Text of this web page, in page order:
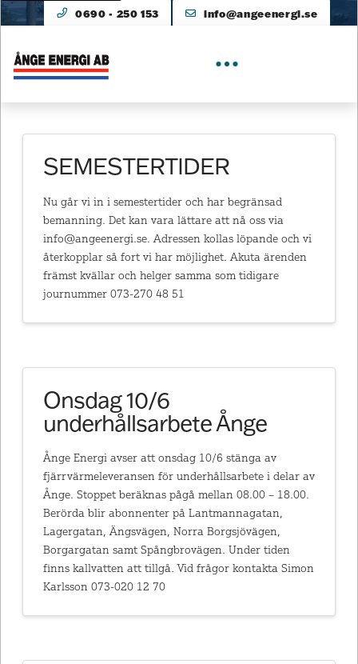
0690 - 250 153 info@angeenergi.se
SEMESTERTIDER
Nu går vi in i semestertider och har begränsad
bemanning. Det kan vara lättare att nå oss via
info@angeenergi.se. Adressen kollas löpande och vi
återkopplar så fort vi har möjlighet. Akuta ärenden
främst kvällar och helger samma som tidigare
journummer 073-270 48 51
Onsdag 10/6
underhållsarbete Ånge
Ånge Energi avser att onsdag 10/6 stänga av
fjärrvärmeleveransen för underhållsarbete i delar av
Ånge. Stoppet beräknas pågå mellan 08.00 – 18.00.
Berörda blir abonnenter på Lantmannagatan,
Lagergatan, Ängsvägen, Norra Borgsjövägen,
Borgargatan samt Spångbrovägen. Under tiden
finns kallvatten att tillgå. Vid frågor kontakta Simon
Karlsson 073-020 12 70